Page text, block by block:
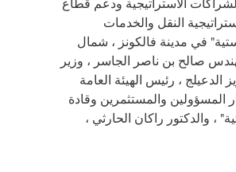
وتعزيز مكانة المملكة العربية السعودية كمركز لوجستي عالمي بما يتماشى مع رؤية 2030 واستراتيجية النقل والخدمات
في مدينة فالكونز ، شمال
معالي المهندس صالح بن ناصر الجاسر ، وزير
الدعيلج ، رئيس الهيئة العامة
المسؤولين والمستثمرين وقادة
، والدكتور راكان الحارثي ،